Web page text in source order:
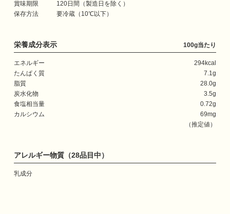
賞味期限
120日間（製造日を除く）
保存方法
要冷蔵（10℃以下）
栄養成分表示 100g当たり
エネルギー
294kcal
たんぱく質
7.1g
脂質
28.0g
炭水化物
3.5g
食塩相当量
0.72g
カルシウム
69mg
（推定値）
アレルギー物質（28品目中）
乳成分